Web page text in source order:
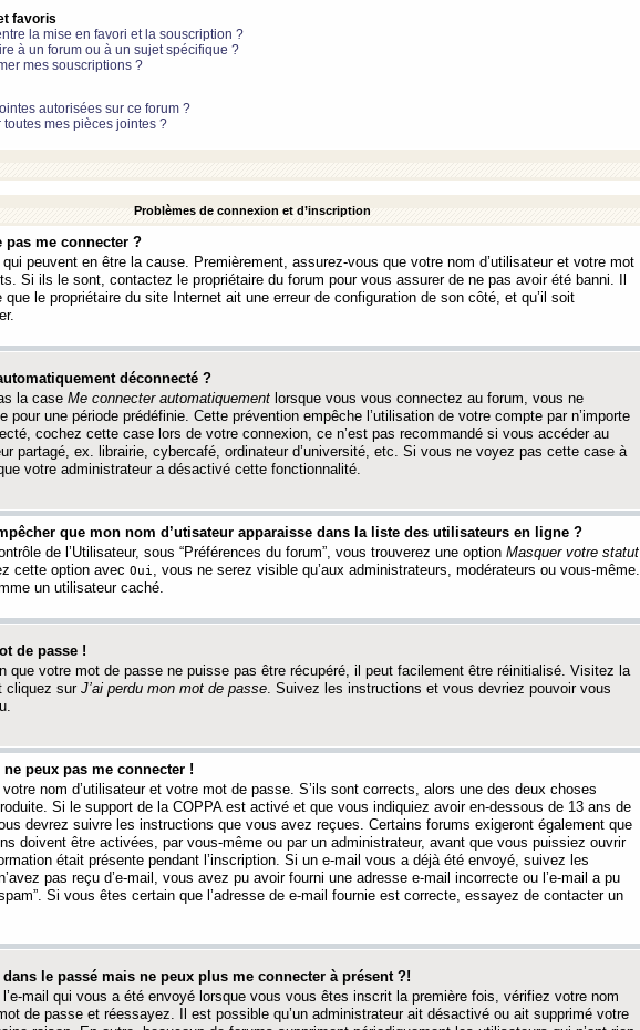
favoris
la mise en favori et la souscription ?
à un forum ou à un sujet spécifique ?
mes souscriptions ?
autorisées sur ce forum ?
mes pièces jointes ?
Problèmes de connexion et d’inscription
me connecter ?
qui peuvent en être la cause. Premièrement, assurez-vous que votre nom d’utilisateur et votre mot
Si ils le sont, contactez le propriétaire du forum pour vous assurer de ne pas avoir été banni. Il
le propriétaire du site Internet ait une erreur de configuration de son côté, et qu’il soit
déconnecté ?
la case Me connecter automatiquement lorsque vous vous connectez au forum, vous ne
pour une période prédéfinie. Cette prévention empêche l’utilisation de votre compte par n’importe
cochez cette case lors de votre connexion, ce n’est pas recommandé si vous accéder au
partagé, ex. librairie, cybercafé, ordinateur d’université, etc. Si vous ne voyez pas cette case à
votre administrateur a désactivé cette fonctionnalité.
que mon nom d’utisateur apparaisse dans la liste des utilisateurs en ligne ?
de l’Utilisateur, sous “Préférences du forum”, vous trouverez une option Masquer votre statut
cette option avec Oui , vous ne serez visible qu’aux administrateurs, modérateurs ou vous-même.
un utilisateur caché.
de passe !
que votre mot de passe ne puisse pas être récupéré, il peut facilement être réinitialisé. Visitez la
cliquez surJ’ai perdu mon mot de passe. Suivez les instructions et vous devriez pouvoir vous
peux pas me connecter !
nom d’utilisateur et votre mot de passe. S’ils sont corrects, alors une des deux choses
Si le support de la COPPA est activé et que vous indiquiez avoir en-dessous de 13 ans de
devrez suivre les instructions que vous avez reçues. Certains forums exigeront également que
doivent être activées, par vous-même ou par un administrateur, avant que vous puissiez ouvrir
était présente pendant l’inscription. Si un e-mail vous a déjà été envoyé, suivez les
pas reçu d’e-mail, vous avez pu avoir fourni une adresse e-mail incorrecte ou l’e-mail a pu
Si vous êtes certain que l’adresse de e-mail fournie est correcte, essayez de contacter un
le passé mais ne peux plus me connecter à présent ?!
mail qui vous a été envoyé lorsque vous vous êtes inscrit la première fois, vérifiez votre nom
de passe et réessayez. Il est possible qu’un administrateur ait désactivé ou ait supprimé votre